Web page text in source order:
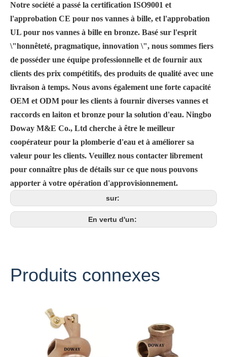
Notre société a passé la certification ISO9001 et
l'approbation CE pour nos vannes à bille, et l'approbation
UL pour nos vannes à bille en bronze. Basé sur l'esprit
\"honnêteté, pragmatique, innovation \", nous sommes fiers
de posséder une équipe professionnelle et de fournir aux
clients des prix compétitifs, des produits de qualité avec une
livraison à temps. Nous avons également une forte capacité
OEM et ODM pour les clients à fournir diverses vannes et
raccords en laiton et bronze pour la solution d'eau. Ningbo
Doway M&E Co., Ltd cherche à être le meilleur
coopérateur pour la plomberie d'eau et à améliorer sa
valeur pour les clients. Veuillez nous contacter librement
pour connaître plus de détails sur ce que nous pouvons
apporter à votre opération d'approvisionnement.
sur:
En vertu d'un:
Produits connexes